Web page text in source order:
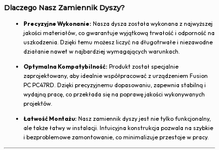
Dlaczego Nasz Zamiennik Dyszy?
Precyzyjne Wykonanie: Nasza dysza została wykonana z najwyższej
jakości materiałów, co gwarantuje wyjątkową trwałość i odporność na
uszkodzenia. Dzięki temu możesz liczyć na długotrwałe i niezawodne
działanie nawet w najbardziej wymagających warunkach.
Optymalna Kompatybilność: Produkt został specjalnie
zaprojektowany, aby idealnie współpracować z urządzeniem Fusion
PC PC47RD. Dzięki precyzyjnemu dopasowaniu, zapewnia stabilną i
wydajną pracę, co przekłada się na poprawę jakości wykonywanych
projektów.
Łatwość Montażu: Nasz zamiennik dyszy jest nie tylko funkcjonalny,
ale także łatwy w instalacji. Intuicyjna konstrukcja pozwala na szybkie
i bezproblemowe zamontowanie, co minimalizuje przestoje w pracy.